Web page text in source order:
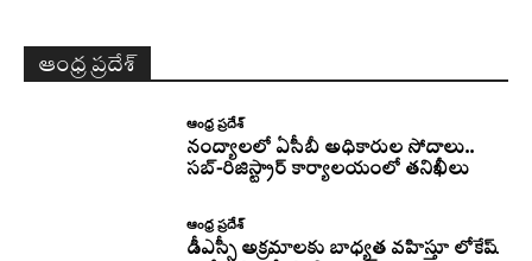
ఆంధ్ర ప్రదేశ్
ఆంధ్ర ప్రదేశ్
నంద్యాలలో ఏసీబీ అధికారుల సోదాలు..
సబ్-రిజిస్ట్రార్ కార్యాలయంలో తనిఖీలు
ఆంధ్ర ప్రదేశ్
డీఎస్సీ అక్రమాలకు బాధ్యత వహిస్తూ లోకేష్‌